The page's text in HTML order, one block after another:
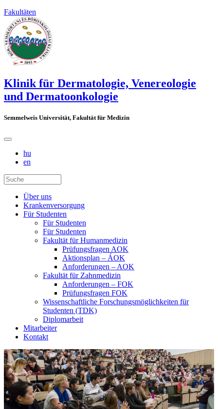
Fakultäten
Klinik für Dermatologie, Venereologie
und Dermatoonkologie
Semmelweis Universität, Fakultät für Medizin
hu
en
Über uns
Krankenversorgung
Für Studenten
Für Studenten
Für Studenten
Fakultät für Humanmedizin
Prüfungsfragen AOK
Aktionsplan – ÁOK
Anforderungen – AOK
Fakultät für Zahnmedizin
Anforderungen – FOK
Prüfungsfragen FOK
Wissenschaftliche Forschungsmöglichkeiten für
Studenten (TDK)
Diplomarbeit
Mitarbeiter
Kontakt